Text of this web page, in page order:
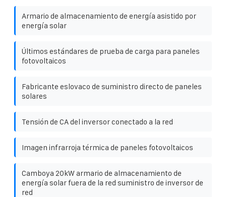
Armario de almacenamiento de energía asistido por
energía solar
Últimos estándares de prueba de carga para paneles
fotovoltaicos
Fabricante eslovaco de suministro directo de paneles
solares
Tensión de CA del inversor conectado a la red
Imagen infrarroja térmica de paneles fotovoltaicos
Camboya 20kW armario de almacenamiento de
energía solar fuera de la red suministro de inversor de
red